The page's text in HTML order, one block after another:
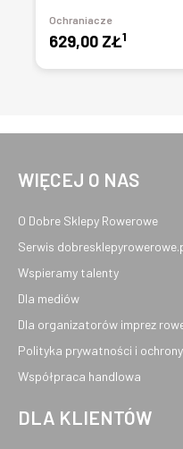
Ochraniacze
629,00 ZŁ1
WIĘCEJ O NAS
O Dobre Sklepy Rowerowe
Serwis
Wspieramy talenty
Dla mediów
Dla organizatorów imprez
Polityka prywatności i
Współpraca handlowa
DLA KLIENTÓW